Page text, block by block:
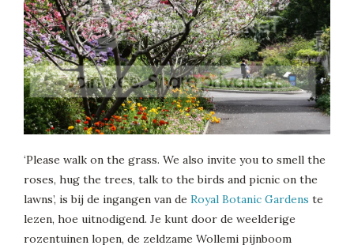
‘Please walk on the grass. We also invite you to smell the
roses, hug the trees, talk to the birds and picnic on the
lawns’, is bij de ingangen van de Royal Botanic Gardens te
lezen, hoe uitnodigend. Je kunt door de weelderige
rozentuinen lopen, de zeldzame Wollemi pijnboom